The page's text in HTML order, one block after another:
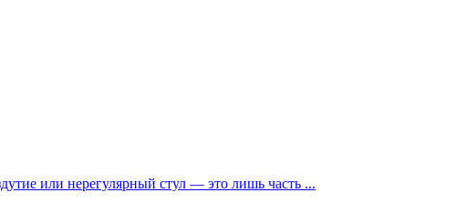
или нерегулярный стул — это лишь часть ...